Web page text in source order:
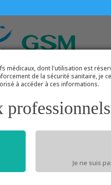
EXPRESS DU MEDECIN
/ TABLIER BLANC PLASTIQUE
dont l'utilisation est
de la sécurité sanitaire, je
à accéder à ces informations.
Je ne suis